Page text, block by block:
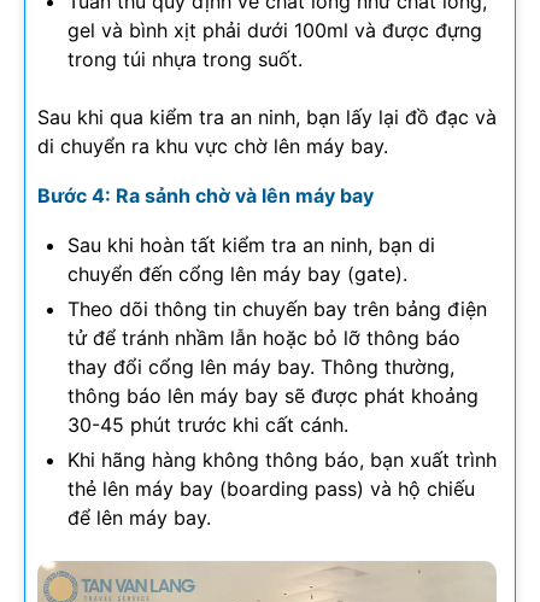
gel và bình xịt phải dưới 100ml và được đựng
trong túi nhựa trong suốt.
Sau khi qua kiểm tra an ninh, bạn lấy lại đồ đạc và
di chuyển ra khu vực chờ lên máy bay.
Bước 4: Ra sảnh chờ và lên máy bay
Sau khi hoàn tất kiểm tra an ninh, bạn di
chuyển đến cổng lên máy bay (gate).
Theo dõi thông tin chuyến bay trên bảng điện
tử để tránh nhầm lẫn hoặc bỏ lỡ thông báo
thay đổi cổng lên máy bay. Thông thường,
thông báo lên máy bay sẽ được phát khoảng
30-45 phút trước khi cất cánh.
Khi hãng hàng không thông báo, bạn xuất trình
thẻ lên máy bay (boarding pass) và hộ chiếu
để lên máy bay.